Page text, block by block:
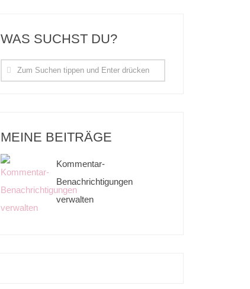
WAS SUCHST DU?
MEINE BEITRÄGE
Kommentar-
Benachrichtigungen
verwalten